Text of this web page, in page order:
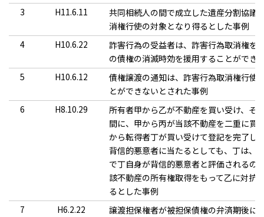
3
H11.6.11
共同相続人の間で成立した遺産分割協議
消権行使の対象となり得るとした事例
4
H10.6.22
詐害行為の受益者は、詐害行為取消権を
の債権の消滅時効を援用することができ
5
H10.6.12
債権譲渡の通知は、詐害行為取消権行使
とができないとされた事例
6
H8.10.29
所有者甲から乙が不動産を買い受け、そ
間に、甲から丙が当該不動産を二重に買
から転得者丁が買い受けて登記を完了し
背信的悪意者に当たるとしても、丁は、
で丁自身が背信的悪意者と評価されるの
該不動産の所有権取得をもって乙に対抗
るとした事例
7
H6.2.22
譲渡担保権者が被担保債権の弁済期後に